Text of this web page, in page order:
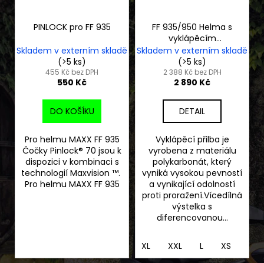
PINLOCK pro FF 935
Skladem v externím skladě
(>5 ks)
455 Kč bez DPH
550 Kč
DO KOŠÍKU
Pro helmu MAXX FF 935
Čočky Pinlock® 70 jsou k
dispozici v kombinaci s
technologií Maxvision ™.
Pro helmu MAXX FF 935
FF 935/950 Helma s
vyklápěcím
integrálem černá
Skladem v externím skladě
(>5 ks)
2 388 Kč bez DPH
2 890 Kč
DETAIL
Vyklápěcí přilba je
vyrobena z materiálu
polykarbonát, který
vyniká vysokou pevností
a vynikající odolností
proti proražení.Vícedílná
výstelka s
diferencovanou...
XL XXL L XS